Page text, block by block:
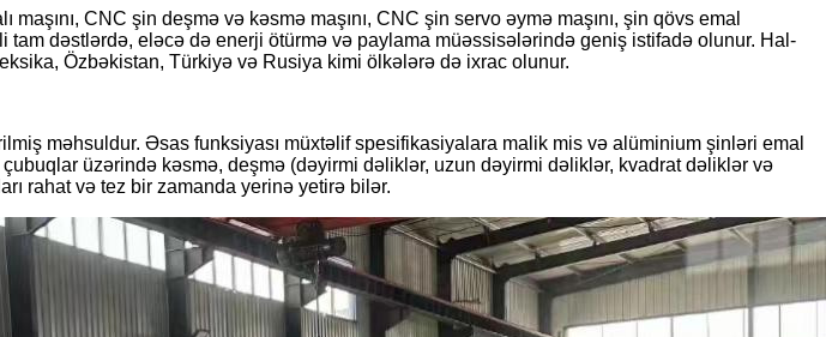
CNC şin deşmə və kəsmə maşını, CNC şin servo əymə maşını, şin qövs emal
dəstlərdə, eləcə də enerji ötürmə və paylama müəssisələrində geniş istifadə olunur. Hal-
Özbəkistan, Türkiyə və Rusiya kimi ölkələrə də ixrac olunur.
məhsuldur. Əsas funksiyası müxtəlif spesifikasiyalara malik mis və alüminium şinləri emal
üzərində kəsmə, deşmə (dəyirmi dəliklər, uzun dəyirmi dəliklər, kvadrat dəliklər və
rahat və tez bir zamanda yerinə yetirə bilər.